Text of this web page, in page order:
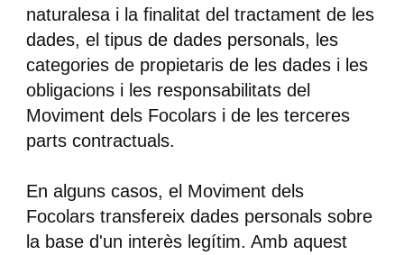
naturalesa i la finalitat del tractament de les
dades, el tipus de dades personals, les
categories de propietaris de les dades i les
obligacions i les responsabilitats del
Moviment dels Focolars i de les terceres
parts contractuals.
En alguns casos, el Moviment dels
Focolars transfereix dades personals sobre
la base d'un interès legítim. Amb aquest